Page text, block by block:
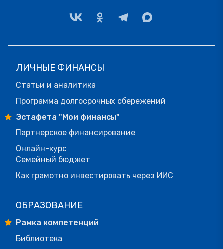
ЛИЧНЫЕ ФИНАНСЫ
Статьи и аналитика
Программа долгосрочных сбережений
Эстафета "Мои финансы"
Партнерское финансирование
Онлайн-курс
Семейный бюджет
Как грамотно инвестировать через ИИС
ОБРАЗОВАНИЕ
Рамка компетенций
Библиотека